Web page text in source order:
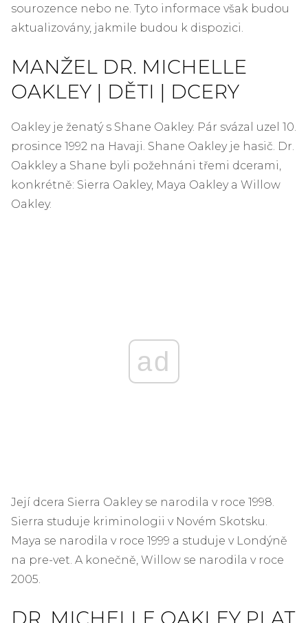
sourozence nebo ne. Tyto informace však budou
aktualizovány, jakmile budou k dispozici.
MANŽEL DR. MICHELLE
OAKLEY | DĚTI | DCERY
Oakley je ženatý s Shane Oakley. Pár svázal uzel 10.
prosince 1992 na Havaji. Shane Oakley je hasič. Dr.
Oakkley a Shane byli požehnáni třemi dcerami,
konkrétně: Sierra Oakley, Maya Oakley a Willow
Oakley.
ad
Její dcera Sierra Oakley se narodila v roce 1998.
Sierra studuje kriminologii v Novém Skotsku.
Maya se narodila v roce 1999 a studuje v Londýně
na pre-vet. A konečně, Willow se narodila v roce
2005.
DR. MICHELLE OAKLEY PLAT